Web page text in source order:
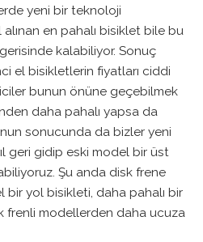
yeni bir teknoloji
alınan en pahalı bisiklet bile bu
kalabiliyor. Sonuç
el bisikletlerin fiyatları ciddi
bunun önüne geçebilmek
daha pahalı yapsa da
sonucunda da bizler yeni
geri gidip eski model bir üst
Şu anda disk frene
yol bisikleti, daha pahalı bir
frenli modellerden daha ucuza